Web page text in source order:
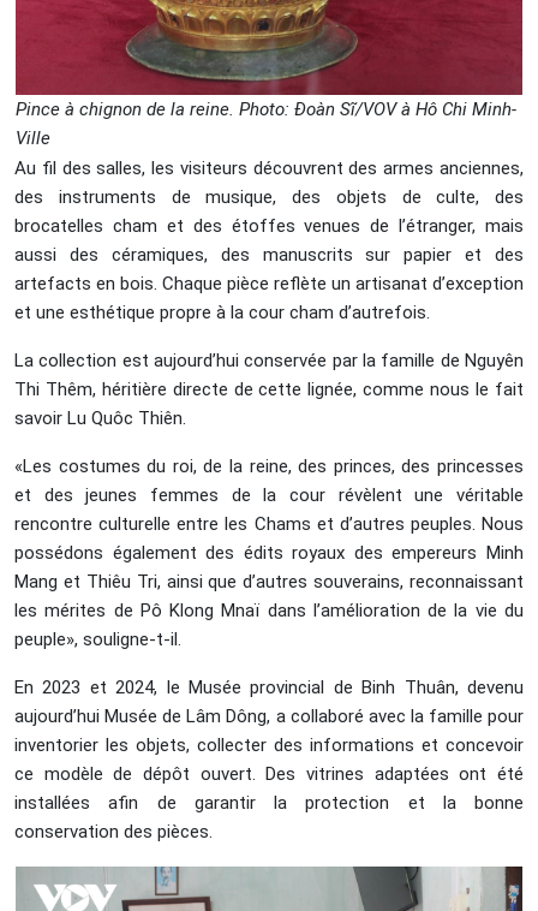
Pince à chignon de la reine. Photo: Đoàn Sĩ/VOV à Hô Chi Minh-
Ville
Au fil des salles, les visiteurs découvrent des armes anciennes,
des instruments de musique, des objets de culte, des
brocatelles cham et des étoffes venues de l’étranger, mais
aussi des céramiques, des manuscrits sur papier et des
artefacts en bois. Chaque pièce reflète un artisanat d’exception
et une esthétique propre à la cour cham d’autrefois.
La collection est aujourd’hui conservée par la famille de Nguyên
Thi Thêm, héritière directe de cette lignée, comme nous le fait
savoir Lu Quôc Thiên.
«Les costumes du roi, de la reine, des princes, des princesses
et des jeunes femmes de la cour révèlent une véritable
rencontre culturelle entre les Chams et d’autres peuples. Nous
possédons également des édits royaux des empereurs Minh
Mang et Thiêu Tri, ainsi que d’autres souverains, reconnaissant
les mérites de Pô Klong Mnaï dans l’amélioration de la vie du
peuple», souligne-t-il.
En 2023 et 2024, le Musée provincial de Binh Thuân, devenu
aujourd’hui Musée de Lâm Dông, a collaboré avec la famille pour
inventorier les objets, collecter des informations et concevoir
ce modèle de dépôt ouvert. Des vitrines adaptées ont été
installées afin de garantir la protection et la bonne
conservation des pièces.